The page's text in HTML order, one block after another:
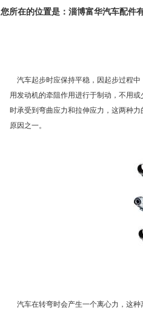
您所在的位置是：淄博富华汽车配件
汽车起步时应保持平稳，因起步过程中
用发动机的牵阻作用进行于制动，不用
时承受到弯曲应力和拉伸应力，这两种
原因之一。
汽车在转弯时会产生一个离心力，这种